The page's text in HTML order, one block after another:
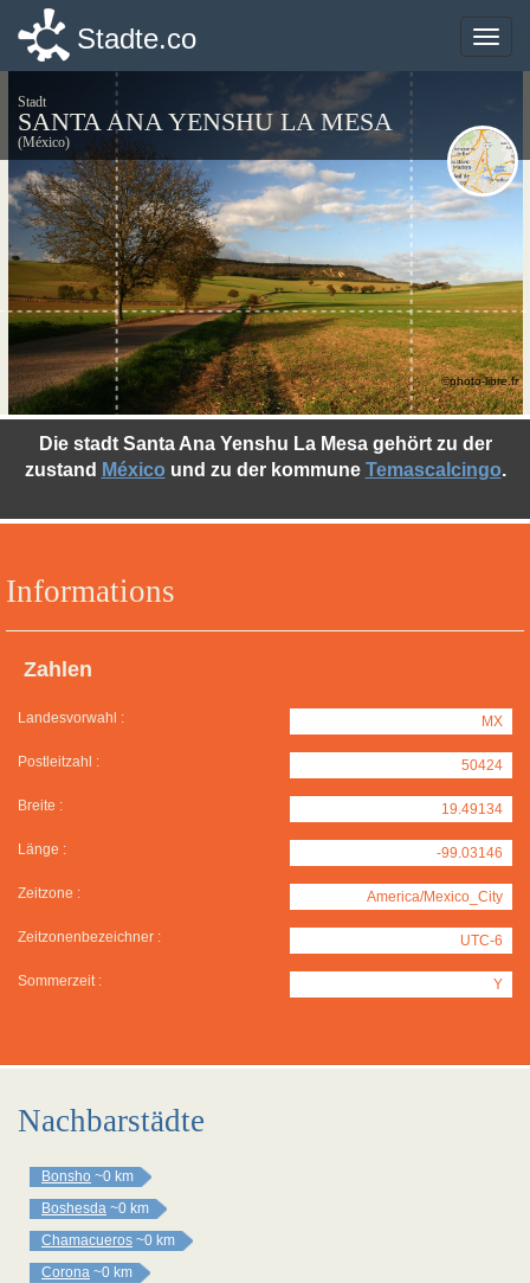
Toggle
Stadte.co
Stadt
SANTA ANA YENSHU LA MESA
(México)
Informations
Zahlen
Landesvorwahl : MX
Postleitzahl : 50424
Breite : 19.49134
Länge : -99.03146
Zeitzone : America/Mexico_City
Zeitzonenbezeichner : UTC-6
Sommerzeit : Y
Die stadt Santa Ana Yenshu La Mesa gehört zu der
zustand México und zu der kommune Temascalcingo.
©photo-libre.fr
Nachbarstädte
Bonsho ~0 km
Boshesda ~0 km
Chamacueros ~0 km
Corona ~0 km
Toggle
Stadte.co